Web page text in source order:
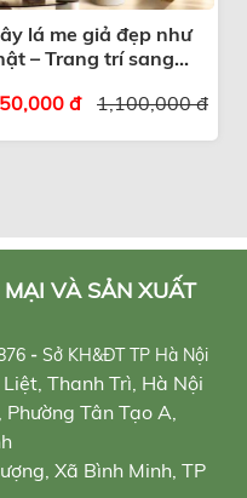
lá me giả đẹp như
– Trang trí sang
1,100,000 đ
đ
VÀ SẢN XUẤT
- Sở KH&ĐT TP Hà Nội
Thanh Trì, Hà Nội
Tân Tạo A,
Xã Bình Minh, TP